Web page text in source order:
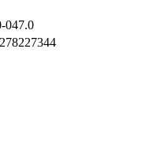
047.0